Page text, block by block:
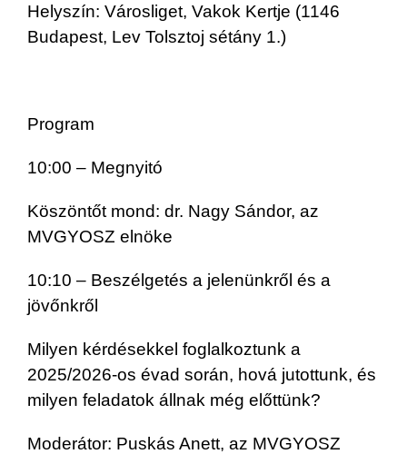
Helyszín: Városliget, Vakok Kertje (1146
Budapest, Lev Tolsztoj sétány 1.)
Program
10:00 – Megnyitó
Köszöntőt mond: dr. Nagy Sándor, az
MVGYOSZ elnöke
10:10 – Beszélgetés a jelenünkről és a
jövőnkről
Milyen kérdésekkel foglalkoztunk a
2025/2026-os évad során, hová jutottunk, és
milyen feladatok állnak még előttünk?
Moderátor: Puskás Anett, az MVGYOSZ